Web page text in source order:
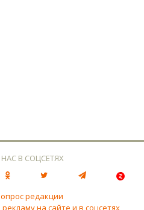
В СОЦСЕТЯХ
редакции
на сайте и в соцсетях